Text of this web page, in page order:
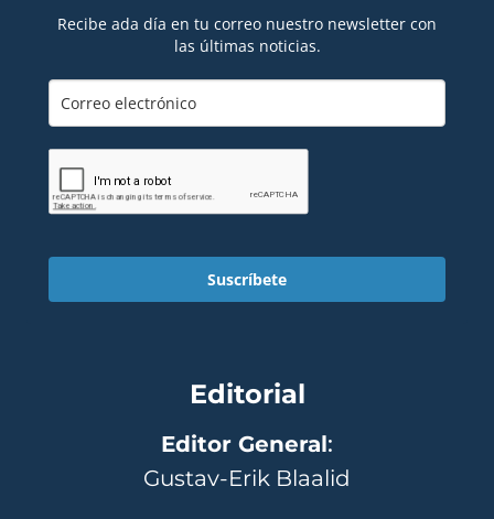
Recibe ada día en tu correo nuestro newsletter con
las últimas noticias.
Suscríbete
Editorial
Editor General:
Gustav-Erik Blaalid